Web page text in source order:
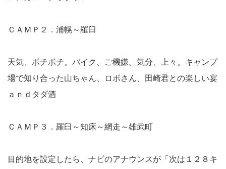
ＣＡＭＰ２．浦幌～羅臼
天気、ボチボチ。バイク、ご機嫌。気分、上々。キャンプ
場で知り合った山ちゃん、ロボさん、田崎君との楽しい宴
ａｎｄタダ酒
ＣＡＭＰ３．羅臼～知床～網走～雄武町
目的地を設定したら、ナビのアナウンスが「次は１２８キ